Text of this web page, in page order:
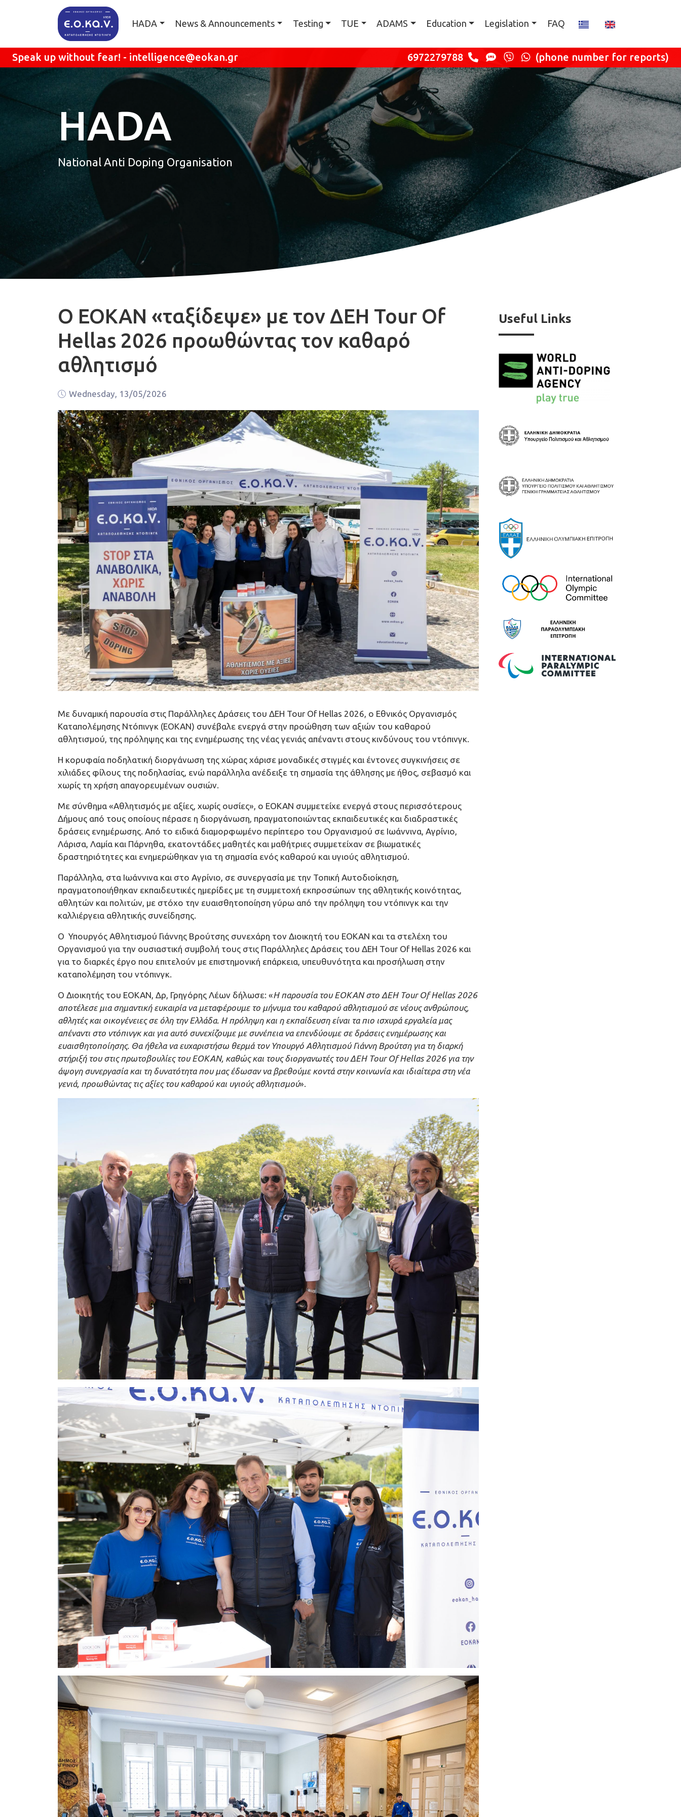
Skip to main content
Κεντρική πλοήγηση
HADA News & Announcements Testing TUE ADAMS Education Legislation FAQ
Speak up without fear! - intelligence@eokan.gr 6972279788 (phone number for reports)
HADA
National Anti Doping Organisation
Ο ΕΟΚΑΝ «ταξίδεψε» με τον ΔΕΗ Tour Of
Hellas 2026 προωθώντας τον καθαρό
αθλητισμό
Wednesday, 13/05/2026
Με δυναμική παρουσία στις Παράλληλες Δράσεις του ΔΕΗ Tour Of Hellas 2026, ο Εθνικός Οργανισμός
Καταπολέμησης Ντόπινγκ (ΕΟΚΑΝ) συνέβαλε ενεργά στην προώθηση των αξιών του καθαρού
αθλητισμού, της πρόληψης και της ενημέρωσης της νέας γενιάς απέναντι στους κινδύνους του ντόπινγκ.
Η κορυφαία ποδηλατική διοργάνωση της χώρας χάρισε μοναδικές στιγμές και έντονες συγκινήσεις σε
χιλιάδες φίλους της ποδηλασίας, ενώ παράλληλα ανέδειξε τη σημασία της άθλησης με ήθος, σεβασμό και
χωρίς τη χρήση απαγορευμένων ουσιών.
Με σύνθημα «Αθλητισμός με αξίες, χωρίς ουσίες», ο ΕΟΚΑΝ συμμετείχε ενεργά στους περισσότερους
Δήμους από τους οποίους πέρασε η διοργάνωση, πραγματοποιώντας εκπαιδευτικές και διαδραστικές
δράσεις ενημέρωσης. Από το ειδικά διαμορφωμένο περίπτερο του Οργανισμού σε Ιωάννινα, Αγρίνιο,
Λάρισα, Λαμία και Πάρνηθα, εκατοντάδες μαθητές και μαθήτριες συμμετείχαν σε βιωματικές
δραστηριότητες και ενημερώθηκαν για τη σημασία ενός καθαρού και υγιούς αθλητισμού.
Παράλληλα, στα Ιωάννινα και στο Αγρίνιο, σε συνεργασία με την Τοπική Αυτοδιοίκηση,
πραγματοποιήθηκαν εκπαιδευτικές ημερίδες με τη συμμετοχή εκπροσώπων της αθλητικής κοινότητας,
αθλητών και πολιτών, με στόχο την ευαισθητοποίηση γύρω από την πρόληψη του ντόπινγκ και την
καλλιέργεια αθλητικής συνείδησης.
Ο Υπουργός Αθλητισμού Γιάννης Βρούτσης συνεχάρη τον Διοικητή του ΕΟΚΑΝ και τα στελέχη του
Οργανισμού για την ουσιαστική συμβολή τους στις Παράλληλες Δράσεις του ΔΕΗ Tour Of Hellas 2026 και
για το διαρκές έργο που επιτελούν με επιστημονική επάρκεια, υπευθυνότητα και προσήλωση στην
καταπολέμηση του ντόπινγκ.
Ο Διοικητής του ΕΟΚΑΝ, Δρ, Γρηγόρης Λέων δήλωσε: «Η παρουσία του ΕΟΚΑΝ στο ΔΕΗ Tour Of Hellas 2026
αποτέλεσε μια σημαντική ευκαιρία να μεταφέρουμε το μήνυμα του καθαρού αθλητισμού σε νέους ανθρώπους,
αθλητές και οικογένειες σε όλη την Ελλάδα. Η πρόληψη και η εκπαίδευση είναι τα πιο ισχυρά εργαλεία μας
απέναντι στο ντόπινγκ και για αυτό συνεχίζουμε με συνέπεια να επενδύουμε σε δράσεις ενημέρωσης και
ευαισθητοποίησης. Θα ήθελα να ευχαριστήσω θερμά τον Υπουργό Αθλητισμού Γιάννη Βρούτση για τη διαρκή
στήριξή του στις πρωτοβουλίες του ΕΟΚΑΝ, καθώς και τους διοργανωτές του ΔΕΗ Tour Of Hellas 2026 για την
άψογη συνεργασία και τη δυνατότητα που μας έδωσαν να βρεθούμε κοντά στην κοινωνία και ιδιαίτερα στη νέα
γενιά, προωθώντας τις αξίες του καθαρού και υγιούς αθλητισμού».
Useful Links